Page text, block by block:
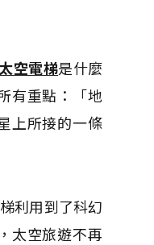
太空電梯是什麼
有重點：「地
上所接的一條
利用到了科幻
太空旅遊不再